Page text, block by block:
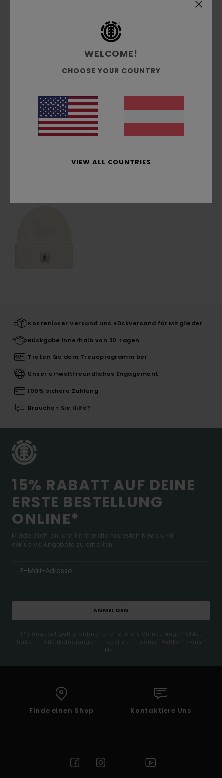
Mainline-Kollektion
Strickstoff aus Acryl
Hohes Profil
Zusammensetzung[Hauptstoff] 100 % Acryl
Versand & Rückversand
Kostenloser Versand und Rückversand für Mitglieder
Rückgabe innerhalb von 30 Tagen
Treten Sie dem Treueprogramm bei
Unser umweltfreundliches Engagement
100% sichere Zahlung
Brauchen Sie Hilfe?
15% RABATT AUF DEINE
ERSTE BESTELLUNG
ONLINE*
Melde dich an, um immer die neuesten News und
exklusive Angebote zu erhalten.
ANMELDEN
(*) Angebot gültig online für alle, die sich neu angemeldet
haben - Alle Bedingungen findest du in deiner Willkommens-
Mail
Finde einen Shop Kontaktiere Uns
WELCOME!
CHOOSE YOUR COUNTRY
VIEW ALL COUNTRIES